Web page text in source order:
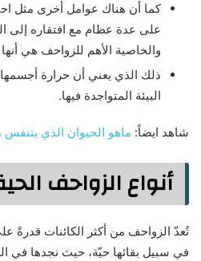
كما أن هناك عوامل أخرى مثل
على عدة عظام مع افتقاره إلى
والخاصية الأهم للزواحف هي
ذلك الذي يعني أن حرارة
البيئة المتواجدة فيها.
شاهد ايضاً: ماهو الحيوان الذي
أنواع الزواحف
تُعدّ الزواحف من أكثر الكائنات قدرةً
في سبيل بقائها حيّة، حيث نجدها في